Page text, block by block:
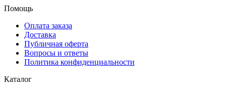
Помощь
Оплата заказа
Доставка
Публичная оферта
Вопросы и ответы
Политика конфиденциальности
Каталог